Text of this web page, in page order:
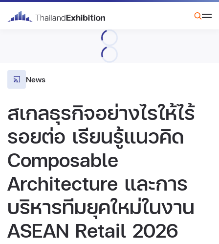
News
สเกลธุรกิจอย่างไรให้ไร้
รอยต่อ เรียนรู้แนวคิด
Composable
Architecture และการ
บริหารทีมยุคใหม่ในงาน
ASEAN Retail 2026